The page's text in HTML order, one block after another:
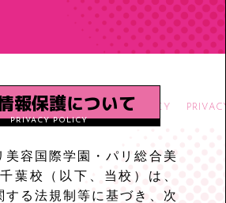
報保護について
POLICY PRIVACY POLICY PRIVACY
美容国際学園・パリ総合美
葉校（以下、当校）は、
する法規制等に基づき、次